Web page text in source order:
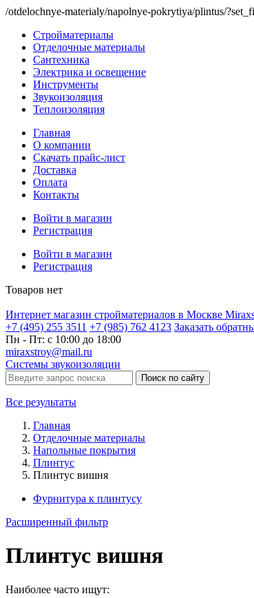
/otdelochnye-materialy/napolnye-pokrytiya/plintus/
Стройматериалы
Отделочные материалы
Сантехника
Электрика и освещение
Инструменты
Звукоизоляция
Теплоизоляция
Главная
О компании
Скачать прайс-лист
Доставка
Оплата
Контакты
Войти в магазин
Регистрация
Войти в магазин
Регистрация
Товаров нет
Интернет магазин стройматериалов в Москве
+7 (495) 255 3511 +7 (985) 762 4123 Заказать
Пн - Пт: с 10:00 до 18:00
miraxstroy@mail.ru
Системы звукоизоляции
Поиск по сайту
Все результаты
Главная
Отделочные материалы
Напольные покрытия
Плинтус
Плинтус вишня
Фурнитура к плинтусу
Расширенный фильтр
Плинтус вишня
Наиболее часто ищут: